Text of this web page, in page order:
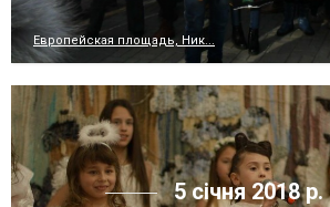
Европейская площадь, Ник...
5 січня 2018 р.